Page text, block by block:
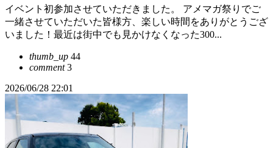
イベント初参加させていただきました。 アメマガ祭りでご
一緒させていただいた皆様方、楽しい時間をありがとうござ
いました！最近は街中でも見かけなくなった300...
thumb_up 44
comment3
2026/06/28 22:01